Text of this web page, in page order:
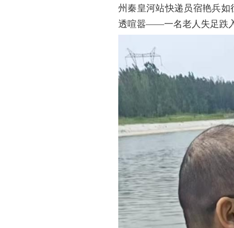
州秦皇河站快递员宿艳兵
透喧嚣——一名老人失足跌